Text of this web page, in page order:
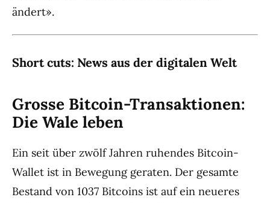
ändert».
Short cuts: News aus der digitalen Welt
Grosse Bitcoin-Transaktionen:
Die Wale leben
Ein seit über zwölf Jahren ruhendes Bitcoin-
Wallet ist in Bewegung geraten. Der gesamte
Bestand von 1037 Bitcoins ist auf ein neueres